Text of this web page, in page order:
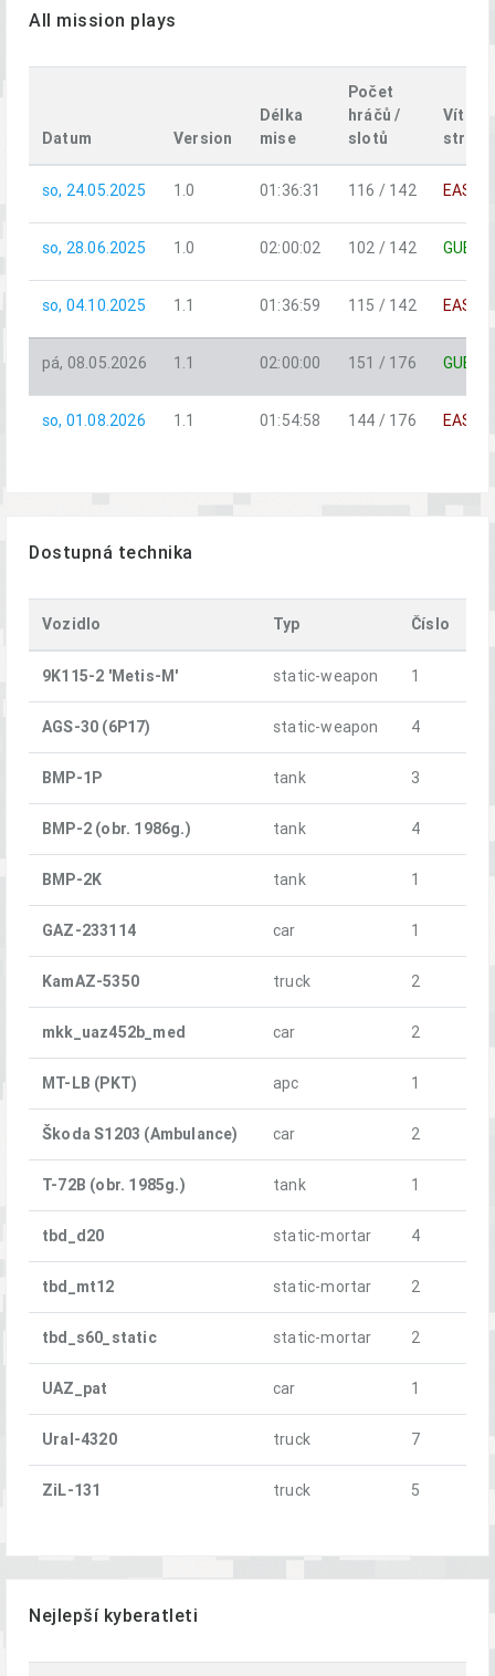
All mission plays
Datum Version
Délka
mise
Počet
hráčů /
slotů
strana
so, 24.05.2025 1.0 01:36:31 116 / 142 EAST
so, 28.06.2025 1.0 02:00:02 102 / 142 GUER
so, 04.10.2025 1.1 01:36:59 115 / 142 EAST
pá, 08.05.2026 1.1 02:00:00 151 / 176 GUER
so, 01.08.2026 1.1 01:54:58 144 / 176 EAST
Dostupná technika
Vozidlo Typ Číslo
9K115-2 'Metis-M' static-weapon 1
AGS-30 (6P17) static-weapon 4
BMP-1P tank 3
BMP-2 (obr. 1986g.) tank 4
BMP-2K tank 1
GAZ-233114 car 1
KamAZ-5350 truck 2
mkk_uaz452b_med car 2
MT-LB (PKT) apc 1
Škoda S1203 (Ambulance) car 2
T-72B (obr. 1985g.) tank 1
tbd_d20 static-mortar 4
tbd_mt12 static-mortar 2
tbd_s60_static static-mortar 2
UAZ_pat car 1
Ural-4320 truck 7
ZiL-131 truck 5
Nejlepší kyberatleti